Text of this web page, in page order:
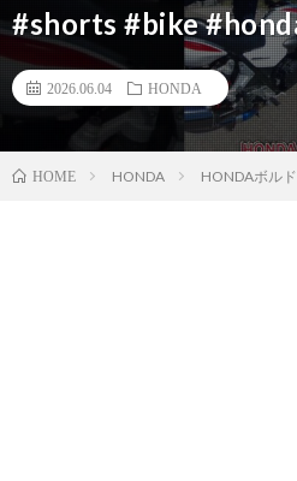
#shorts #bike
2026.06.04 HONDA
HOME HONDA HONDAボル